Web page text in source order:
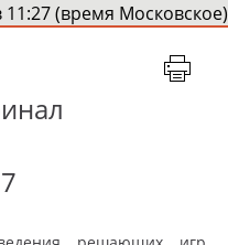
(время Московское)